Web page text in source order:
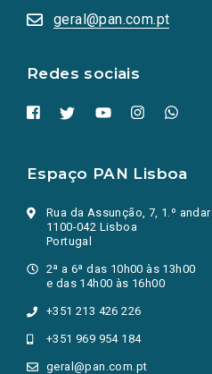
geral@pan.com.pt
Redes sociais
numa
nova
Espaço PAN Lisboa
Rua da Assunção, 7, 1.º andar
1100-042 Lisboa
Portugal
2ª a 6ª das 10h00 às 13h00
e das 14h00 às 16h00
+351 213 426 226
+351 969 954 184
geral@pan.com.pt